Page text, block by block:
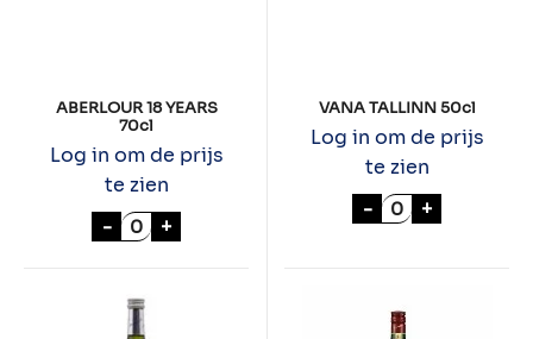
ABERLOUR 18 YEARS
70cl
Log in om de prijs
te zien
- ABERLOUR 18 YEARS 70cl aantal
+
VANA TALLINN 50cl
Log in om de prijs
te zien
- VANA
+